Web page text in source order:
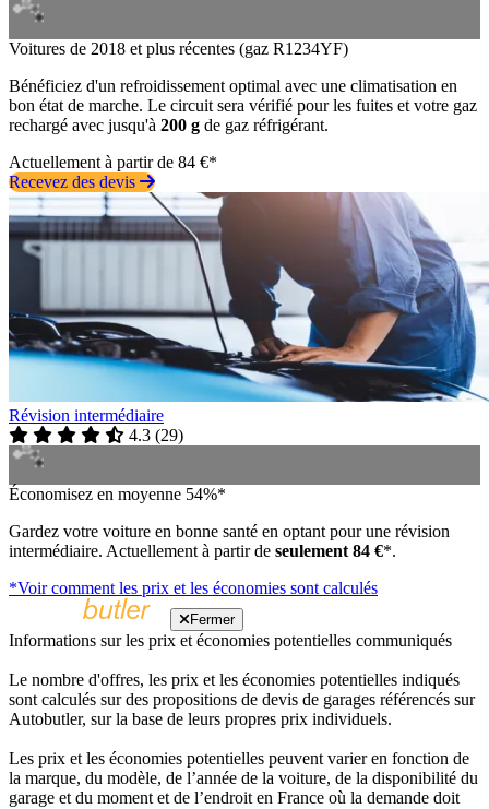
Voitures de 2018 et plus récentes (gaz R1234YF)
Bénéficiez d'un refroidissement optimal avec une climatisation en
bon état de marche. Le circuit sera vérifié pour les fuites et votre gaz
rechargé avec jusqu'à 200 g de gaz réfrigérant.
Actuellement à partir de 84 €*
Recevez des devis
Révision intermédiaire
4.3 (29)
Économisez en moyenne 54%*
Gardez votre voiture en bonne santé en optant pour une révision
intermédiaire. Actuellement à partir de seulement 84 €*.
*Voir comment les prix et les économies sont calculés
Fermer
Informations sur les prix et économies potentielles communiqués
Le nombre d'offres, les prix et les économies potentielles indiqués
sont calculés sur des propositions de devis de garages référencés sur
Autobutler, sur la base de leurs propres prix individuels.
Les prix et les économies potentielles peuvent varier en fonction de
la marque, du modèle, de l’année de la voiture, de la disponibilité du
garage et du moment et de l’endroit en France où la demande doit